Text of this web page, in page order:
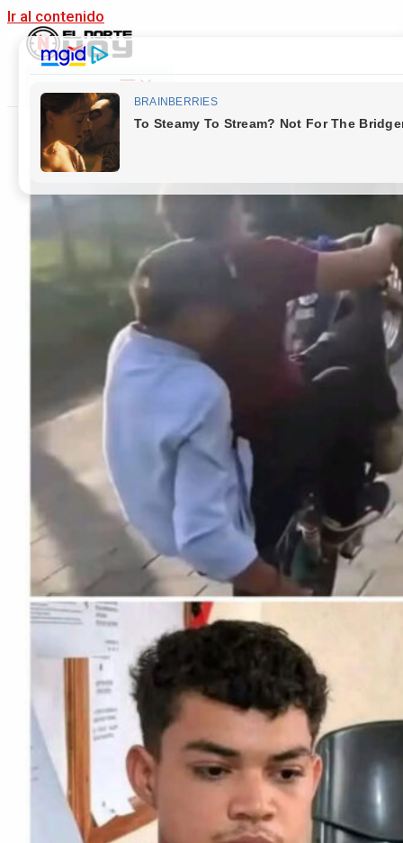
Ir al contenido
Main Menu